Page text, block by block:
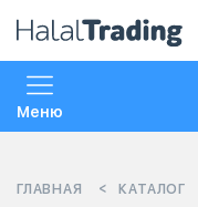
Меню
ГЛАВНАЯ
КАТАЛОГ